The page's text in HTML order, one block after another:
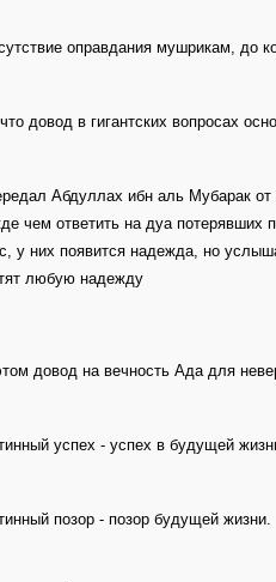
оправдания мушрикам, до
довод в гигантских вопросах
Абдуллах ибн аль Мубарак
чем ответить на дуа потерявших
у них появится надежда, но
любую надежду
довод на вечность Ада для
успех - успех в будущей
позор - позор будущей жизни.